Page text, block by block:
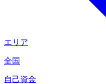
エリア
全国
自己資金